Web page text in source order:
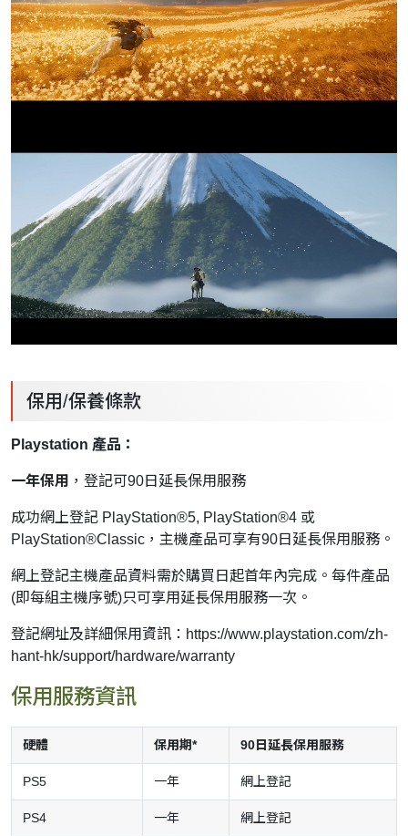
保用/保養條款
Playstation 產品：
一年保用 ，登記可90日延長保用服務
成功網上登記 PlayStation®5, PlayStation®4 或
PlayStation®Classic，主機產品可享有90日延長保用服務。
網上登記主機產品資料需於購買日起首年內完成。每件產品
(即每組主機序號)只可享用延長保用服務一次。
登記網址及詳細保用資訊： https://www.playstation.com/zh-
hant-hk/support/hardware/warranty
保用服務資訊
硬體 保用期* 90日延長保用服務
PS5 一年 網上登記
PS4 一年 網上登記